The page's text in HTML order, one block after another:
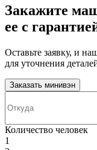
Закажите
ее с
Оставьте заявку, и
для уточнения
Заказать минивэн
Количество человек
1